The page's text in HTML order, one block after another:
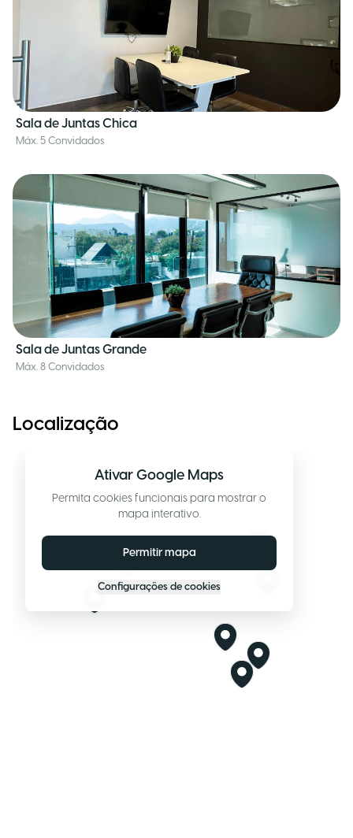
Sala de Juntas Chica
Máx. 5 Convidados
Sala de Juntas Grande
Máx. 8 Convidados
Localização
Ativar Google Maps
Permita cookies funcionais para mostrar o
mapa interativo.
Permitir mapa
Configurações de cookies